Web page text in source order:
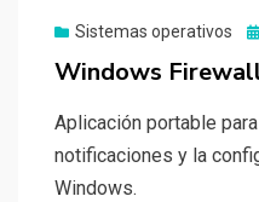
Sistemas operativos
Windows
Aplicación portable
notificaciones y la
Windows.